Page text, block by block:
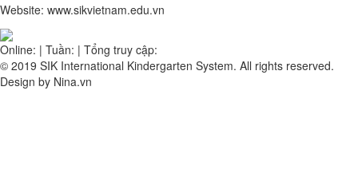
Website: www.sikvietnam.edu.vn
Online: | Tuần: | Tổng truy cập:
© 2019 SIK International Kindergarten System. All rights reserved.
Design by Nina.vn